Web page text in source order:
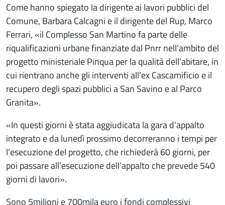
Come hanno spiegato la dirigente ai lavori pubblici del
Comune, Barbara Calcagni e il dirigente del Rup, Marco
Ferrari, «il Complesso San Martino fa parte delle
riqualificazioni urbane finanziate dal Pnrr nell’ambito del
progetto ministeriale Pinqua per la qualità dell’abitare, in
cui rientrano anche gli interventi all’ex Cascamificio e il
recupero degli spazi pubblici a San Savino e al Parco
Granita».
«In questi giorni è stata aggiudicata la gara d’appalto
integrato e da lunedì prossimo decorreranno i tempi per
l’esecuzione del progetto, che richiederà 60 giorni, per
poi passare all’esecuzione dell’appalto che prevede 540
giorni di lavori».
Sono 5milioni e 700mila euro i fondi complessivi